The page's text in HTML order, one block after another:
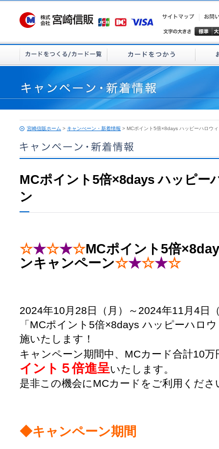
宮崎信販ホーム > キャンぺーン・新着情報 > MCポイント5倍×8days ハッピーハロウ
MCポイント5倍×8days ハッピー
ン
☆★☆★☆MCポイント5倍
ンキャンペーン☆★☆★☆
2024年10月28日（月）～2024年11月4日
「MCポイント5倍×8days ハッピーハロ
施いたします！
キャンペーン期間中、MCカード合計10
イント５倍進呈いたします。
是非この機会にMCカードをご利用くださ
◆キャンペーン期間